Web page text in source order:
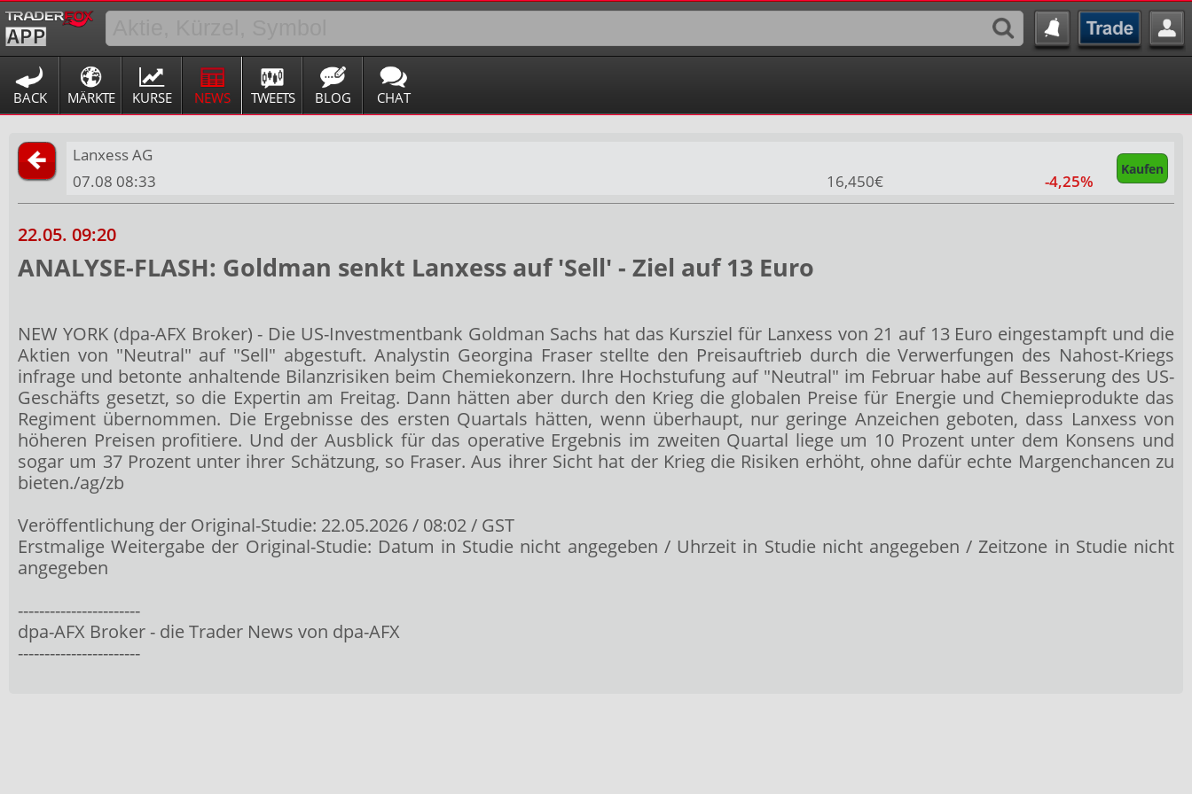
BACK MÄRKTE KURSE NEWS TWEETS BLOG CHAT
Lanxess AG
Kaufen
07.08 08:33 16,450€ -4,25%
22.05. 09:20
ANALYSE-FLASH: Goldman senkt Lanxess auf 'Sell' - Ziel auf 13 Euro
NEW YORK (dpa-AFX Broker) - Die US-Investmentbank Goldman Sachs hat das Kursziel für Lanxess von 21 auf 13 Euro eingestampft und die
Aktien von "Neutral" auf "Sell" abgestuft. Analystin Georgina Fraser stellte den Preisauftrieb durch die Verwerfungen des Nahost-Kriegs
infrage und betonte anhaltende Bilanzrisiken beim Chemiekonzern. Ihre Hochstufung auf "Neutral" im Februar habe auf Besserung des US-
Geschäfts gesetzt, so die Expertin am Freitag. Dann hätten aber durch den Krieg die globalen Preise für Energie und Chemieprodukte das
Regiment übernommen. Die Ergebnisse des ersten Quartals hätten, wenn überhaupt, nur geringe Anzeichen geboten, dass Lanxess von
höheren Preisen profitiere. Und der Ausblick für das operative Ergebnis im zweiten Quartal liege um 10 Prozent unter dem Konsens und
sogar um 37 Prozent unter ihrer Schätzung, so Fraser. Aus ihrer Sicht hat der Krieg die Risiken erhöht, ohne dafür echte Margenchancen zu
bieten./ag/zb
Veröffentlichung der Original-Studie: 22.05.2026 / 08:02 / GST
Erstmalige Weitergabe der Original-Studie: Datum in Studie nicht angegeben / Uhrzeit in Studie nicht angegeben / Zeitzone in Studie nicht
angegeben
-----------------------
dpa-AFX Broker - die Trader News von dpa-AFX
-----------------------